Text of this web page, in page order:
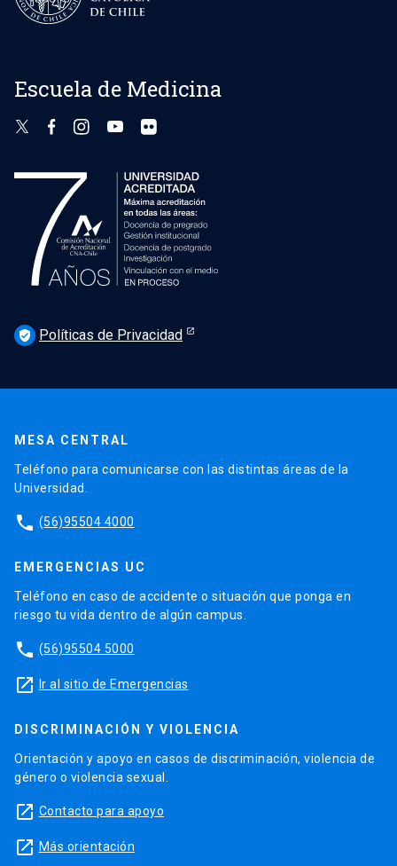
Escuela de Medicina
verified_user Políticas de Privacidad
MESA CENTRAL
Teléfono para comunicarse con las distintas áreas de la
Universidad.
phone (56)95504 4000
EMERGENCIAS UC
Teléfono en caso de accidente o situación que ponga en
riesgo tu vida dentro de algún campus.
phone (56)95504 5000
launch Ir al sitio de Emergencias
DISCRIMINACIÓN Y VIOLENCIA
Orientación y apoyo en casos de discriminación, violencia de
género o violencia sexual.
launch Contacto para apoyo
launch Más orientación